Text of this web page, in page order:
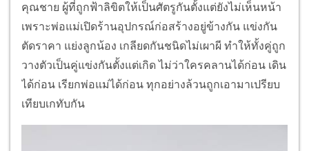
คุณชาย ผู้ที่ถูกฟ้าลิขิตให้เป็นศัตรูกันตั้งแต่ยังไม่เห็นหน้า
เพราะพ่อแม่เปิดร้านอุปกรณ์ก่อสร้างอยู่ข้างกัน แข่งกัน
ตัดราคา แย่งลูกน้อง เกลียดกันชนิดไม่เผาผี ทำให้ทั้งคู่ถูก
วางตัวเป็นคู่แข่งกันตั้งแต่เกิด ไม่ว่าใครคลานได้ก่อน เดิน
ได้ก่อน เรียกพ่อแม่ได้ก่อน ทุกอย่างล้วนถูกเอามาเปรียบ
เทียบเกทับกัน